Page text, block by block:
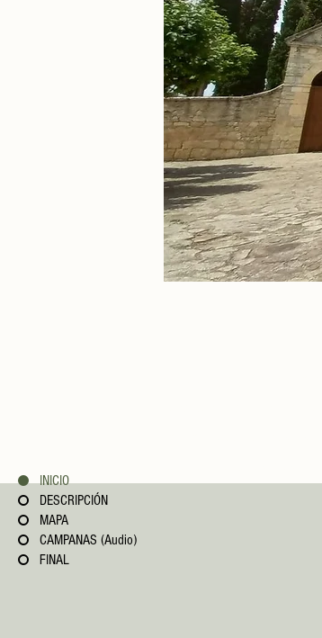
INICIO
DESCRIPCIÓN
MAPA
CAMPANAS (Audio)
FINAL